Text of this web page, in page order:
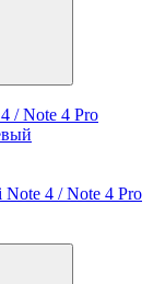
/ Note 4 Pro